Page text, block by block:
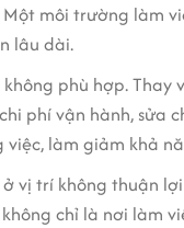
môi trường làm
lâu dài.
phù hợp.
phí vận hành,
làm giảm khả
vị trí không thuận
chỉ là nơi làm